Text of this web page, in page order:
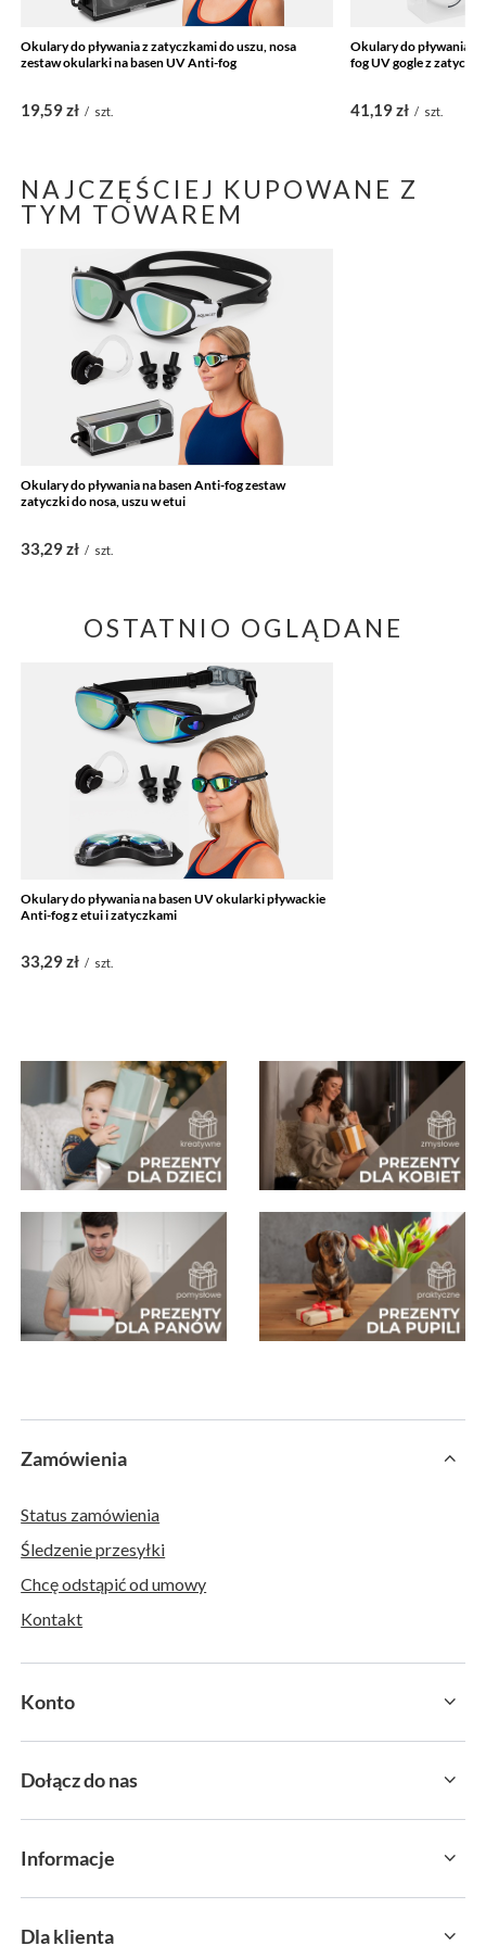
Okulary do pływania z zatyczkami do uszu, nosa
zestaw okularki na basen UV Anti-fog
19,59 zł / szt.
Okulary do pływania
fog UV gogle z
41,19 zł / szt.
NAJCZĘŚCIEJ KUPOWANE Z
TYM TOWAREM
Okulary do pływania na basen Anti-fog zestaw
zatyczki do nosa, uszu w etui
33,29 zł / szt.
OSTATNIO OGLĄDANE
Okulary do pływania na basen UV okularki pływackie
Anti-fog z etui i zatyczkami
33,29 zł / szt.
Zamówienia
Status zamówienia
Śledzenie przesyłki
Chcę odstąpić od umowy
Kontakt
Konto
Dołącz do nas
Informacje
Dla klienta